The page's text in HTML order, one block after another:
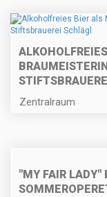
Zentralraum
"MY FAIR LADY"